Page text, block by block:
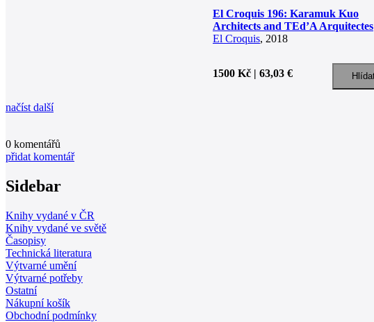
El Croquis 196: Karamuk Kuo
Architects and TEd’A Arquitectes
El Croquis, 2018
1500 Kč | 63,03 €
načíst další
0 komentářů
přidat komentář
Sidebar
Knihy vydané v ČR
Knihy vydané ve světě
Časopisy
Technická literatura
Výtvarné umění
Výtvarné potřeby
Ostatní
Nákupní košík
Obchodní podmínky